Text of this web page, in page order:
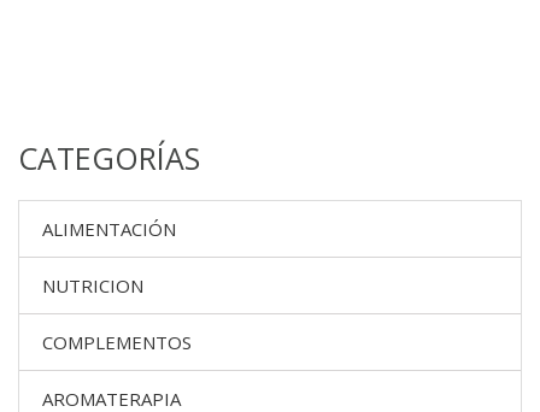
CATEGORÍAS
ALIMENTACIÓN
NUTRICION
COMPLEMENTOS
AROMATERAPIA